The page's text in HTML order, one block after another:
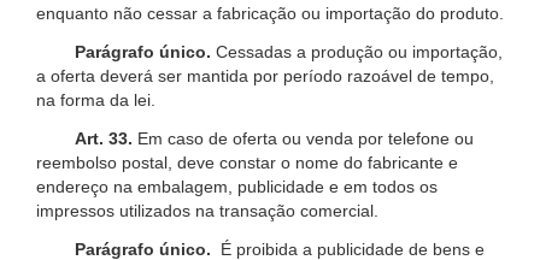
enquanto não cessar a fabricação ou importação do produto.
Parágrafo único. Cessadas a produção ou importação,
a oferta deverá ser mantida por período razoável de tempo,
na forma da lei.
Art. 33. Em caso de oferta ou venda por telefone ou
reembolso postal, deve constar o nome do fabricante e
endereço na embalagem, publicidade e em todos os
impressos utilizados na transação comercial.
Parágrafo único.
É proibida a publicidade de bens e